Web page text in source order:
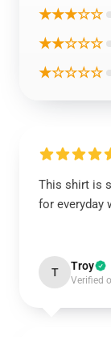
★★★☆☆
★★☆☆☆
★☆☆☆☆
This shirt is
for everyday
T Troy
Verified